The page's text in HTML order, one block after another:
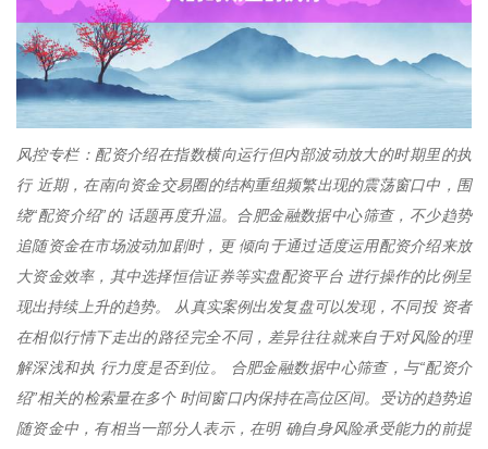
风控专栏：配资介绍在指数横向运行但内部波动放大的时期里的执
行 近期，在南向资金交易圈的结构重组频繁出现的震荡窗口中，围
绕“配资介绍”的 话题再度升温。合肥金融数据中心筛查，不少趋势
追随资金在市场波动加剧时，更 倾向于通过适度运用配资介绍来放
大资金效率，其中选择恒信证券等实盘配资平台 进行操作的比例呈
现出持续上升的趋势。 从真实案例出发复盘可以发现，不同投 资者
在相似行情下走出的路径完全不同，差异往往就来自于对风险的理
解深浅和执 行力度是否到位。 合肥金融数据中心筛查，与“配资介
绍”相关的检索量在多个 时间窗口内保持在高位区间。受访的趋势追
随资金中，有相当一部分人表示，在明 确自身风险承受能力的前提